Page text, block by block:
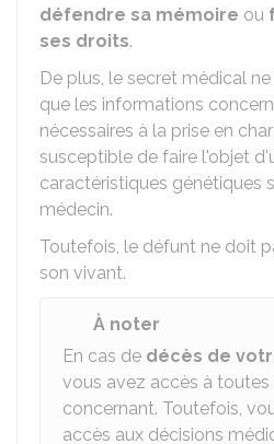
défendre sa mémoire ou
ses droits.
De plus, le secret médical
que les informations
nécessaires à la prise en
susceptible de faire l'objet
caractéristiques génétiques
médecin.
Toutefois, le défunt ne doit
son vivant.
À noter
En cas de décès de
vous avez accès à
concernant. Toutefois,
accès aux décisions